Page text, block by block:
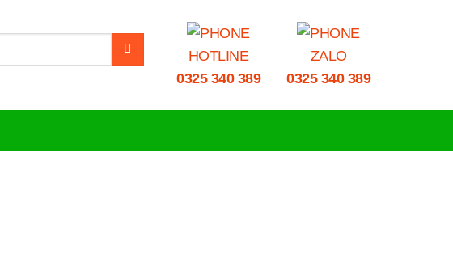
HOTLINE
0325 340 389
ZALO
0325 340 389